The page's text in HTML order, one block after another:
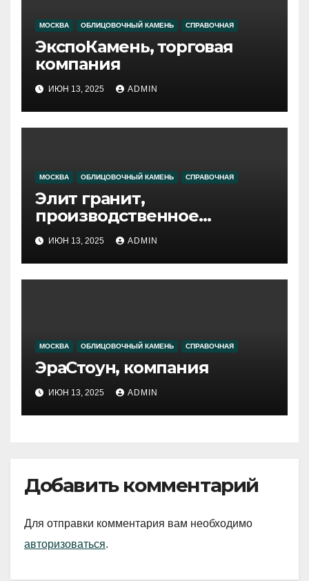
МОСКВА ОБЛИЦОВОЧНЫЙ КАМЕНЬ СПРАВОЧНАЯ
ЭкспоКамень, торговая
компания
ИЮН 13, 2025 ADMIN
МОСКВА ОБЛИЦОВОЧНЫЙ КАМЕНЬ СПРАВОЧНАЯ
Элит гранит,
производственное
объединение
ИЮН 13, 2025 ADMIN
МОСКВА ОБЛИЦОВОЧНЫЙ КАМЕНЬ СПРАВОЧНАЯ
ЭраСтоун, компания
ИЮН 13, 2025 ADMIN
Добавить комментарий
Для отправки комментария вам необходимо
авторизоваться.